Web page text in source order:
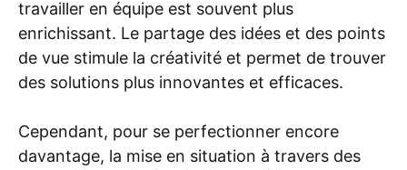
travailler en équipe est souvent plus
enrichissant. Le partage des idées et des points
de vue stimule la créativité et permet de trouver
des solutions plus innovantes et efficaces.
Cependant, pour se perfectionner encore
davantage, la mise en situation à travers des